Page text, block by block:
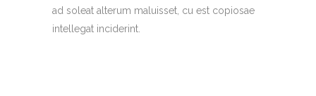
ad soleat alterum maluisset, cu est copiosae
intellegat inciderint.